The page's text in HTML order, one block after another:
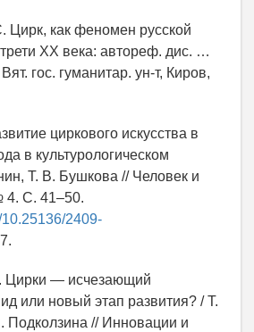
Цирк, как феномен русской
XX века: автореф. дис. …
гос. гуманитар. ун-т, Киров,
циркового искусства в
в культурологическом
Т. В. Бушкова // Человек и
4. С. 41–50.
2409-
Цирки — исчезающий
или новый этап развития? / Т.
// Инновации и